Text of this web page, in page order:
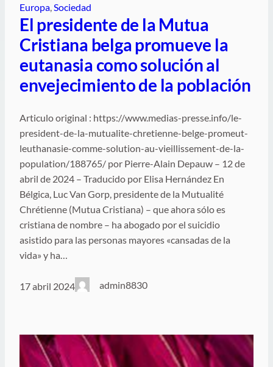
Europa Sociedad
El presidente de la Mutua
Cristiana belga promueve la
eutanasia como solución al
envejecimiento de la población
Articulo original : https://www.medias-presse.info/le-
president-de-la-mutualite-chretienne-belge-promeut-
leuthanasie-comme-solution-au-vieillissement-de-la-
population/188765/ por Pierre-Alain Depauw – 12 de
abril de 2024 – Traducido por Elisa Hernández En
Bélgica, Luc Van Gorp, presidente de la Mutualité
Chrétienne (Mutua Cristiana) – que ahora sólo es
cristiana de nombre – ha abogado por el suicidio
asistido para las personas mayores «cansadas de la
vida» y ha…
17 abril 2024 admin8830